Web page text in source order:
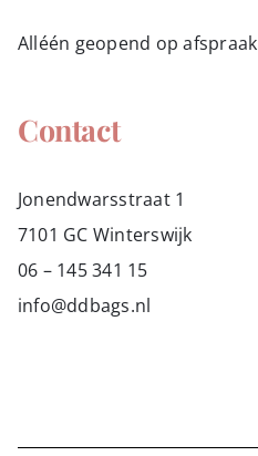
Alléén geopend op afspraak
Contact
Jonendwarsstraat 1
7101 GC Winterswijk
06 – 145 341 15
info@ddbags.nl